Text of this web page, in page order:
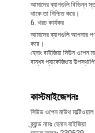
আমাদের ব্যাগগুলি বিভিন্ন
থাকে তা নিশ্চিত করে।
6. খরচ কার্যকর
আমাদের ব্যাগগুলি আপনার
করে।
হেনাং বাইজিয়া সিউন ওপেন
বান্ধব প্যাকেজিংয়ে
কাস্টমাইজেশনঃ
সিউড ওপেন মাউথ
ব্র্যান্ড নামঃ হেনান বাইজিয়া